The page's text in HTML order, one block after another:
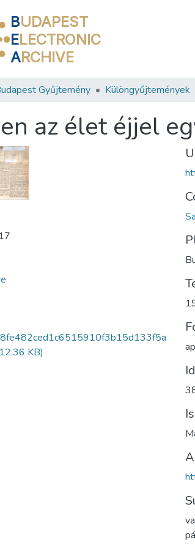
BUDAPEST
ELECTRONIC
ARCHIVE
Gyűjtemény Különgyűjtemények
az élet éjjel
KB)